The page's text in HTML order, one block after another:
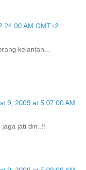
AM GMT+2
kelantan...
9, 2009 at 5:07:00 AM
jaga jati diri..!!